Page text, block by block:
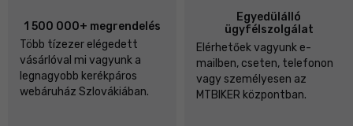
1 500 000+ megrendelés
Több tízezer elégedett
vásárlóval mi vagyunk a
legnagyobb kerékpáros
webáruház Szlovákiában.
Egyedülálló
ügyfélszolgálat
Elérhetőek vagyunk e-
mailben, cseten, telefonon
vagy személyesen az
MTBIKER központban.